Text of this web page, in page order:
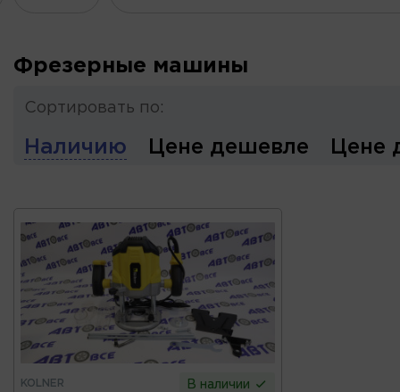
Фрезерные машины
Сортировать по:
Наличию Цене дешевле Цене
KOLNER В наличии